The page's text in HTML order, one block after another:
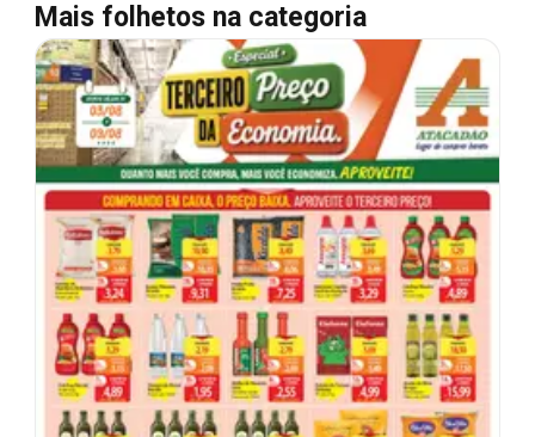
Mais folhetos na categoria